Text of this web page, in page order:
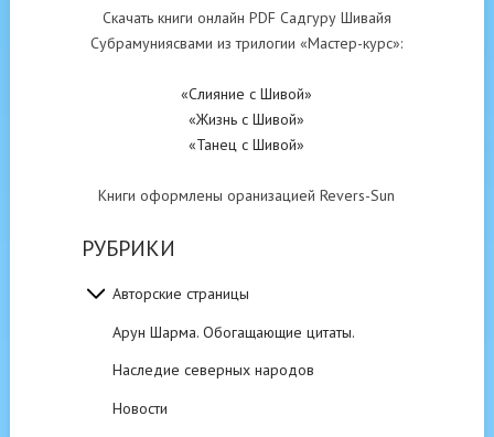
Скачать книги онлайн PDF Садгуру Шивайя
Субрамуниясвами из трилогии «Мастер-курс»:
«Слияние с Шивой»
«Жизнь с Шивой»
«Танец с Шивой»
Книги оформлены оранизацией Revers-Sun
РУБРИКИ
Авторские страницы
Арун Шарма. Обогащающие цитаты.
Наследие северных народов
Новости